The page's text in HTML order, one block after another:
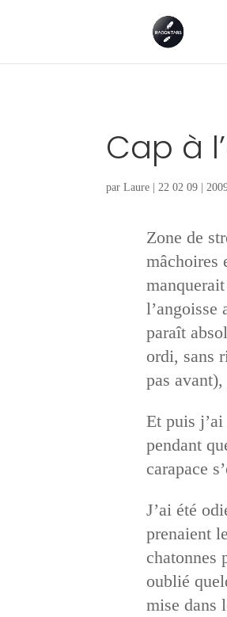
Cap à
parLaure | 22 02 09 |
Zone de
mâchoires
l’angoisse
paraît
ordi, sans
pas
Et puis
pendant
carapace
J’ai été
prenaient
chatonnes
oublié
mise dans